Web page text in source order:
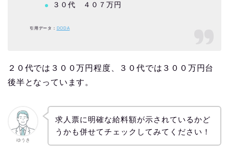
３０代 ４０７万円
引用データ： DODA
２０代では３００万円程度、３０代では３００万円台
後半となっています。
ゆうき
求人票に明確な給料額が示されているかど
うかも併せてチェックしてみてください！